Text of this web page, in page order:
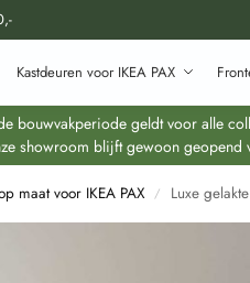
Kastdeuren voor IKEA PAX
bouwvakperiode geldt voor alle
showroom blijft gewoon geopend
maat voor IKEA PAX / Luxe